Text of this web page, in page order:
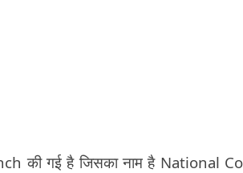
की गई है जिसका नाम है National